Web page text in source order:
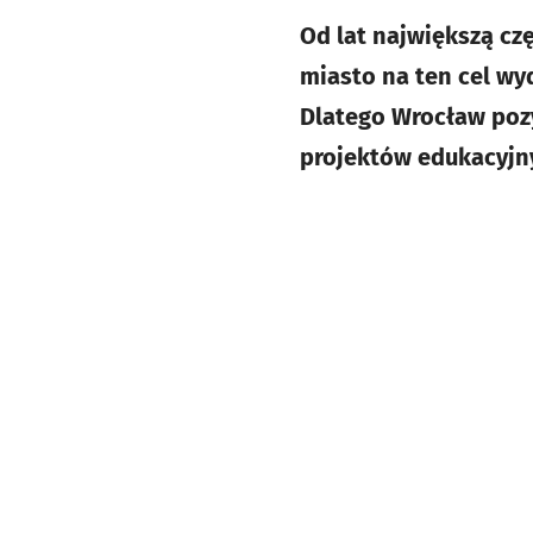
Od lat największą
miasto na ten cel
Dlatego Wrocław
projektów